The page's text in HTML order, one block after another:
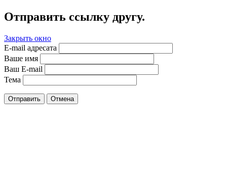
Отправить ссылку другу.
Закрыть окно
E-mail адресата
Ваше имя
Ваш E-mail
Тема
Отправить Отмена